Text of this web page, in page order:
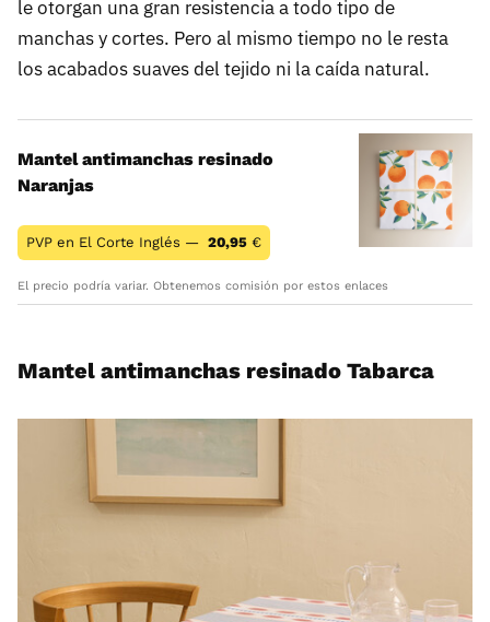
le otorgan una gran resistencia a todo tipo de
manchas y cortes. Pero al mismo tiempo no le resta
los acabados suaves del tejido ni la caída natural.
Mantel antimanchas resinado
Naranjas
PVP en El Corte Inglés — 20,95 €
El precio podría variar. Obtenemos comisión por estos enlaces
Mantel antimanchas resinado Tabarca